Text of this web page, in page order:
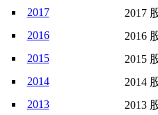
2017
2017
2016
2016
2015
2015
2014
2014
2013
2013